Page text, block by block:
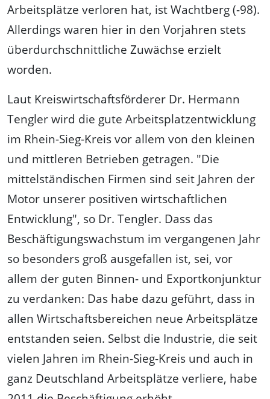
Arbeitsplätze verloren hat, ist Wachtberg (-98).
Allerdings waren hier in den Vorjahren stets
überdurchschnittliche Zuwächse erzielt
worden.
Laut Kreiswirtschaftsförderer Dr. Hermann
Tengler wird die gute Arbeitsplatzentwicklung
im Rhein-Sieg-Kreis vor allem von den kleinen
und mittleren Betrieben getragen. "Die
mittelständischen Firmen sind seit Jahren der
Motor unserer positiven wirtschaftlichen
Entwicklung", so Dr. Tengler. Dass das
Beschäftigungswachstum im vergangenen Jahr
so besonders groß ausgefallen ist, sei, vor
allem der guten Binnen- und Exportkonjunktur
zu verdanken: Das habe dazu geführt, dass in
allen Wirtschaftsbereichen neue Arbeitsplätze
entstanden seien. Selbst die Industrie, die seit
vielen Jahren im Rhein-Sieg-Kreis und auch in
ganz Deutschland Arbeitsplätze verliere, habe